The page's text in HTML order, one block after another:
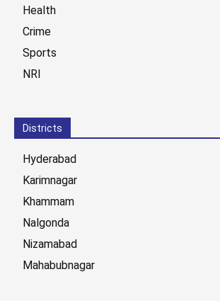
Health
Crime
Sports
NRI
Districts
Hyderabad
Karimnagar
Khammam
Nalgonda
Nizamabad
Mahabubnagar